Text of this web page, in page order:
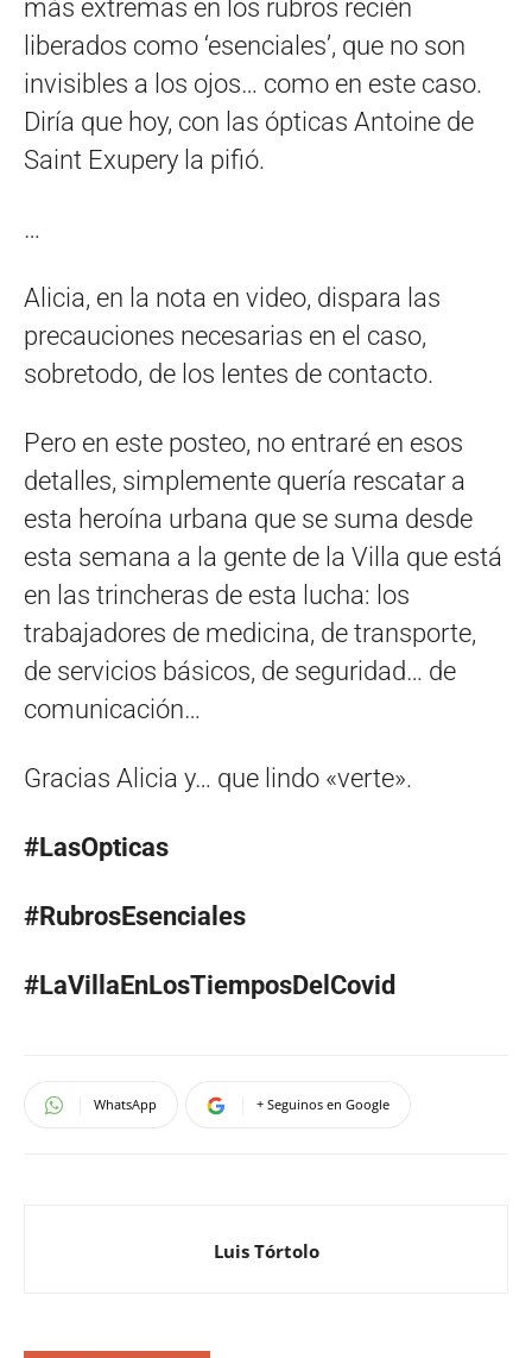
más extremas en los rubros recién
liberados como ‘esenciales’, que no son
invisibles a los ojos… como en este caso.
Diría que hoy, con las ópticas Antoine de
Saint Exupery la pifió.
…
Alicia, en la nota en video, dispara las
precauciones necesarias en el caso,
sobretodo, de los lentes de contacto.
Pero en este posteo, no entraré en esos
detalles, simplemente quería rescatar a
esta heroína urbana que se suma desde
esta semana a la gente de la Villa que está
en las trincheras de esta lucha: los
trabajadores de medicina, de transporte,
de servicios básicos, de seguridad… de
comunicación…
Gracias Alicia y… que lindo «verte».
#LasOpticas
#RubrosEsenciales
#LaVillaEnLosTiemposDelCovid
WhatsApp + Seguinos en Google
Luis Tórtolo